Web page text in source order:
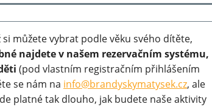
si můžete vybrat podle věku svého dítěte,
najdete v našem rezervačním systému,
(pod vlastním registračním přihlášením
se nám na info@brandyskymatysek.cz, ale
platné tak dlouho, jak budete naše aktivity